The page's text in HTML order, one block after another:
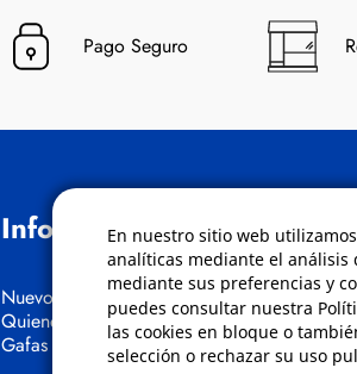
En nuestro sitio web
analíticas mediante el
mediante sus preferencias y
puedes consultar nuestra
las cookies en bloque o
selección o rechazar su uso
Pago Seguro
Información
Nuevos Cursos
Quienes somos
Gafas eclipse
Políticas
Condiciones
Aviso de
Cookies
Bajas